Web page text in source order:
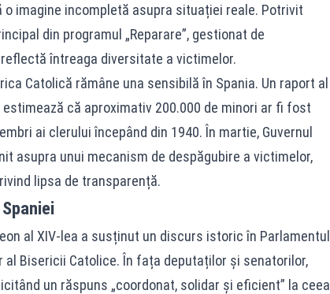
imagine incompletă asupra situației reale. Potrivit
din programul „Reparare”, gestionat de
întreaga diversitate a victimelor.
Catolică rămâne una sensibilă în Spania. Un raport al
că aproximativ 200.000 de minori ar fi fost
ai clerului începând din 1940. În martie, Guvernul
asupra unui mecanism de despăgubire a victimelor,
lipsa de transparență.
al XIV-lea a susținut un discurs istoric în Parlamentul
al Bisericii Catolice. În fața deputaților și senatorilor,
un răspuns „coordonat, solidar și eficient” la ceea